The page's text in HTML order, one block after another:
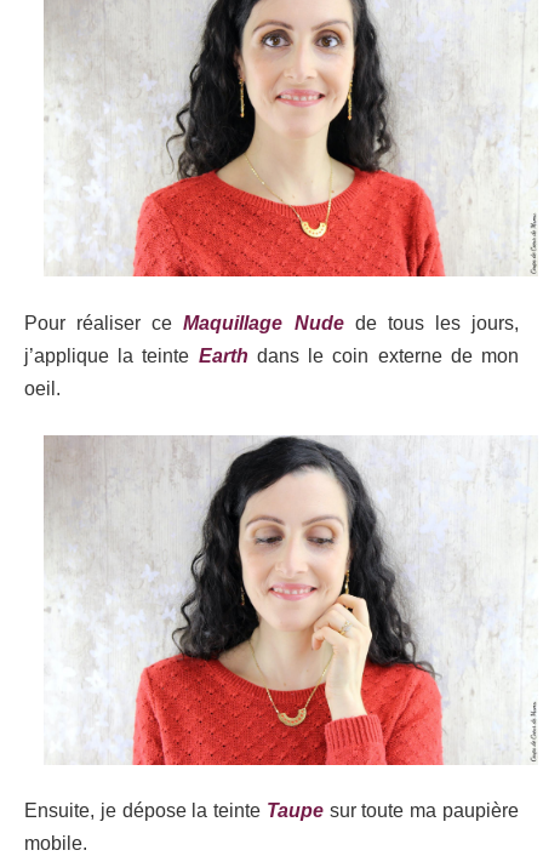
Pour réaliser ceMaquillage Nudede tous les jours,
j’applique la teinte Earth dans le coin externe de mon
oeil.
Ensuite, je dépose la teinte Taupesur toute ma paupière
mobile.